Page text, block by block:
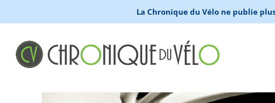
La Chronique du Vélo ne publie